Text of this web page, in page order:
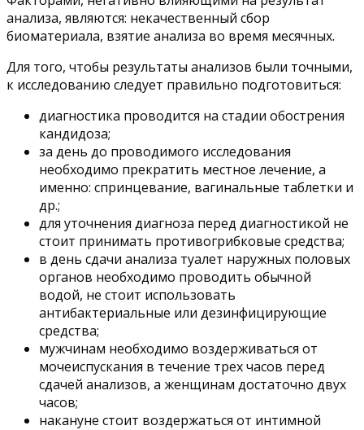
анализа, являются: некачественный сбор
биоматериала, взятие анализа во время месячных.
Для того, чтобы результаты анализов были точными,
к исследованию следует правильно подготовиться:
диагностика проводится на стадии обострения
кандидоза;
за день до проводимого исследования
необходимо прекратить местное лечение, а
именно: спринцевание, вагинальные таблетки и
др.;
для уточнения диагноза перед диагностикой не
стоит принимать противогрибковые средства;
в день сдачи анализа туалет наружных половых
органов необходимо проводить обычной
водой, не стоит использовать
антибактериальные или дезинфицирующие
средства;
мужчинам необходимо воздерживаться от
мочеиспускания в течение трех часов перед
сдачей анализов, а женщинам достаточно двух
часов;
накануне стоит воздержаться от интимной